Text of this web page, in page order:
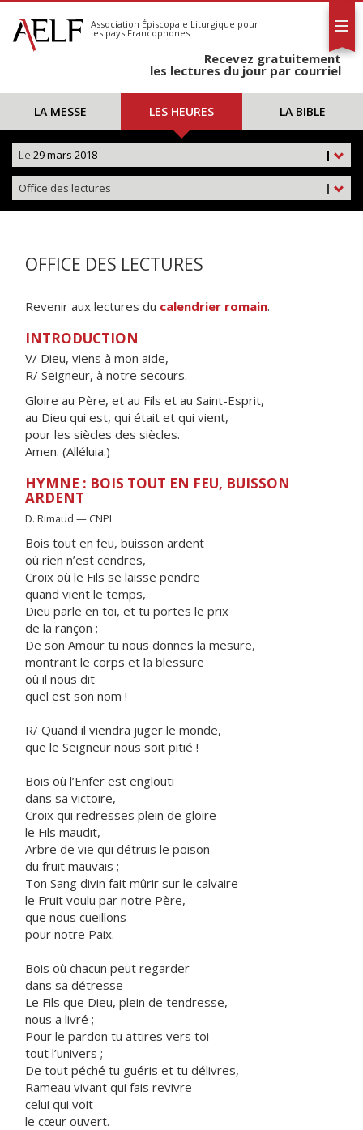
S'abonner
Calendrier
Association Épiscopale Liturgique pour
les pays Francophones
Recevez gratuitement
les lectures du jour par courriel
LA MESSE LES HEURES LA BIBLE
|
Le 29 mars 2018
|
Office des lectures
OFFICE DES LECTURES
Revenir aux lectures du calendrier romain.
INTRODUCTION
V/ Dieu, viens à mon aide,
R/ Seigneur, à notre secours.
Gloire au Père, et au Fils et au Saint-Esprit,
au Dieu qui est, qui était et qui vient,
pour les siècles des siècles.
Amen. (Alléluia.)
HYMNE : BOIS TOUT EN FEU, BUISSON
ARDENT
D. Rimaud — CNPL
Bois tout en feu, buisson ardent
où rien n’est cendres,
Croix où le Fils se laisse pendre
quand vient le temps,
Dieu parle en toi, et tu portes le prix
de la rançon ;
De son Amour tu nous donnes la mesure,
montrant le corps et la blessure
où il nous dit
quel est son nom !
R/ Quand il viendra juger le monde,
que le Seigneur nous soit pitié !
Bois où l’Enfer est englouti
dans sa victoire,
Croix qui redresses plein de gloire
le Fils maudit,
Arbre de vie qui détruis le poison
du fruit mauvais ;
Ton Sang divin fait mûrir sur le calvaire
le Fruit voulu par notre Père,
que nous cueillons
pour notre Paix.
Bois où chacun peut regarder
dans sa détresse
Le Fils que Dieu, plein de tendresse,
nous a livré ;
Pour le pardon tu attires vers toi
tout l’univers ;
De tout péché tu guéris et tu délivres,
Rameau vivant qui fais revivre
celui qui voit
le cœur ouvert.